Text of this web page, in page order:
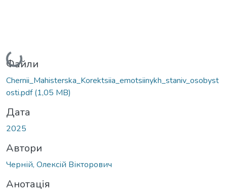
Вантажиться...
Файли
Chernii_Mahisterska_Korektsiia_emotsiinykh_staniv_osobyst
osti.pdf(1,05 MB)
Дата
2025
Автори
Черній, Олексій Вікторович
Анотація